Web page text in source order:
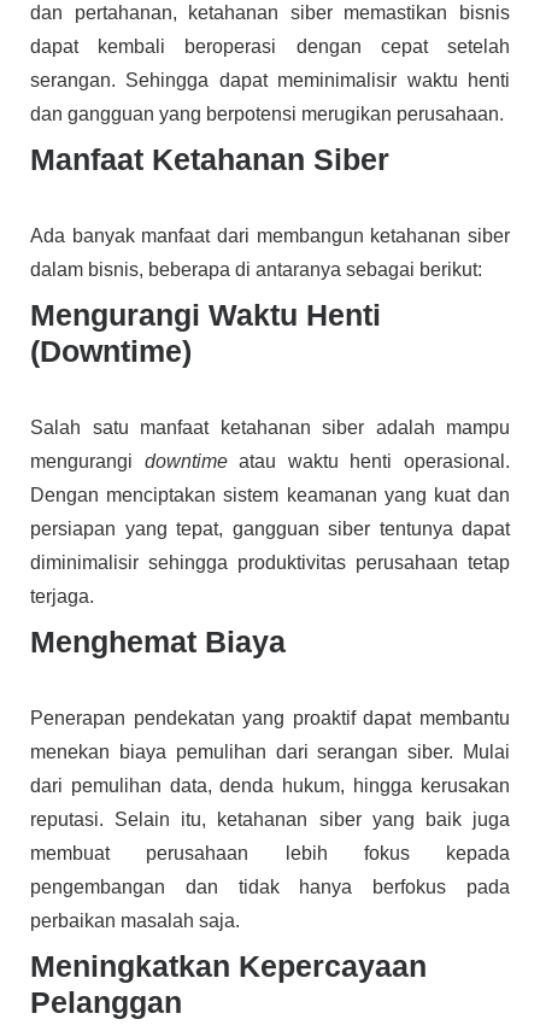
dan pertahanan, ketahanan siber memastikan bisnis
dapat kembali beroperasi dengan cepat setelah
serangan. Sehingga dapat meminimalisir waktu henti
dan gangguan yang berpotensi merugikan perusahaan.
Manfaat Ketahanan Siber
Ada banyak manfaat dari membangun ketahanan siber
dalam bisnis, beberapa di antaranya sebagai berikut:
Mengurangi Waktu Henti
(Downtime)
Salah satu manfaat ketahanan siber adalah mampu
mengurangi downtimeatau waktu henti operasional.
Dengan menciptakan sistem keamanan yang kuat dan
persiapan yang tepat, gangguan siber tentunya dapat
diminimalisir sehingga produktivitas perusahaan tetap
terjaga.
Menghemat Biaya
Penerapan pendekatan yang proaktif dapat membantu
menekan biaya pemulihan dari serangan siber. Mulai
dari pemulihan data, denda hukum, hingga kerusakan
reputasi. Selain itu, ketahanan siber yang baik juga
membuat perusahaan lebih fokus kepada
pengembangan dan tidak hanya berfokus pada
perbaikan masalah saja.
Meningkatkan Kepercayaan
Pelanggan